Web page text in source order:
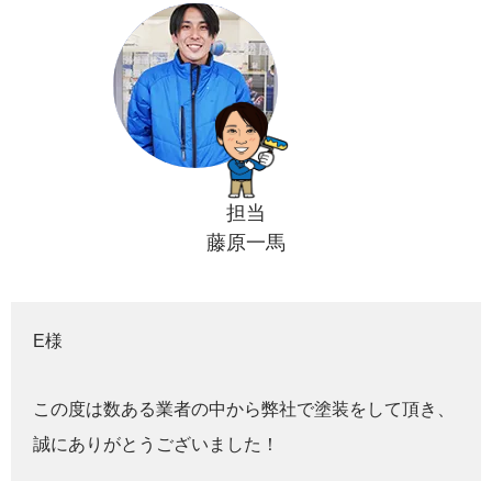
担当
藤原一馬
E様
この度は数ある業者の中から弊社で塗装をして頂き、
誠にありがとうございました！